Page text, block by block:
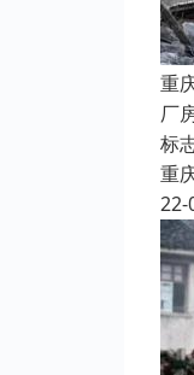
重
厂
标
重
22-